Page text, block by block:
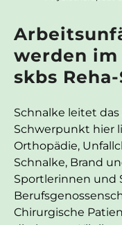
werden im
skbs
Schnalke leitet
Schwerpunkt hier
Orthopädie,
Schnalke, Brand
Sportlerinnen und
Chirurgische